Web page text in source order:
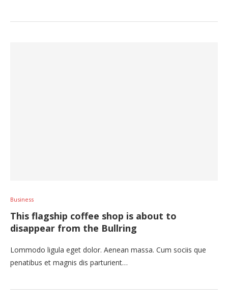
Business
This flagship coffee shop is about to
disappear from the Bullring
Lommodo ligula eget dolor. Aenean massa. Cum sociis que
penatibus et magnis dis parturient…